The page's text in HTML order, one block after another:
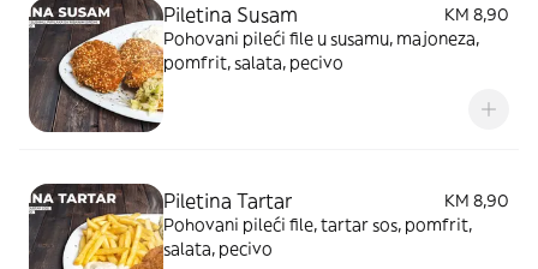
Piletina Susam
KM 8,90
Pohovani pileći file u susamu, majoneza,
pomfrit, salata, pecivo
Piletina Tartar
KM 8,90
Pohovani pileći file, tartar sos, pomfrit,
salata, pecivo